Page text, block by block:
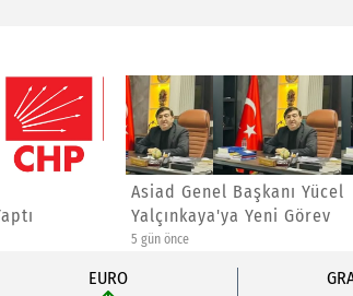
Asiad Genel Başkanı Yücel
Yalçınkaya'ya Yeni Görev
5 gün önce
EURO